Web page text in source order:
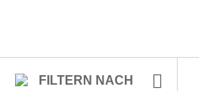
FILTERN NACH